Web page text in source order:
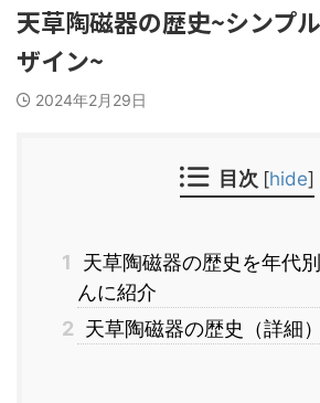
天草陶磁器の歴史~シンプ
ザイン~
2024年2月29日
目次 [hide]
1
天草陶磁器の歴史を年代
んに紹介
2 天草陶磁器の歴史（詳細）